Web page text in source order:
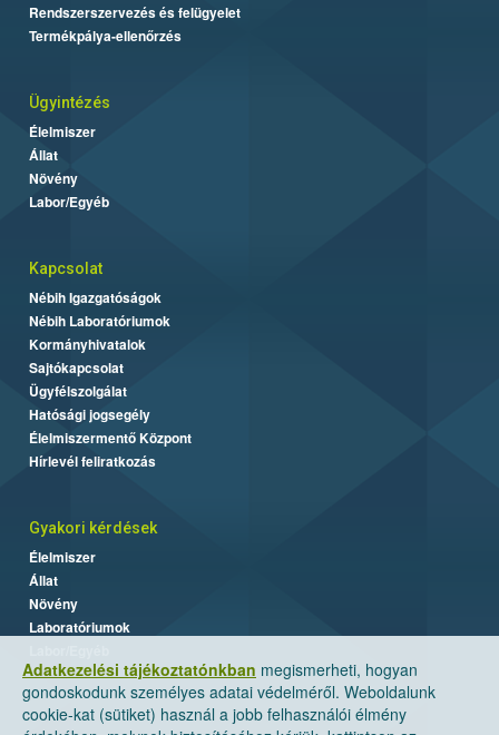
Adatkezelési tájékoztatónkban megismerheti, hogyan
gondoskodunk személyes adatai védelméről. Weboldalunk
cookie-kat (sütiket) használ a jobb felhasználói élmény
Rendszerszervezés és felügyelet
Termékpálya-ellenőrzés
Ügyintézés
Élelmiszer
Állat
Növény
Labor/Egyéb
Kapcsolat
Nébih Igazgatóságok
Nébih Laboratóriumok
Kormányhivatalok
Sajtókapcsolat
Ügyfélszolgálat
Hatósági jogsegély
Élelmiszermentő Központ
Hírlevél feliratkozás
Gyakori kérdések
Élelmiszer
Állat
Növény
Laboratóriumok